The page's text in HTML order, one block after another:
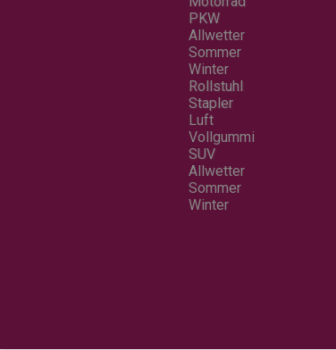
PKW
Allwetter
Sommer
Winter
Rollstuhl
Stapler
Luft
Vollgummi
SUV
Allwetter
Sommer
Winter